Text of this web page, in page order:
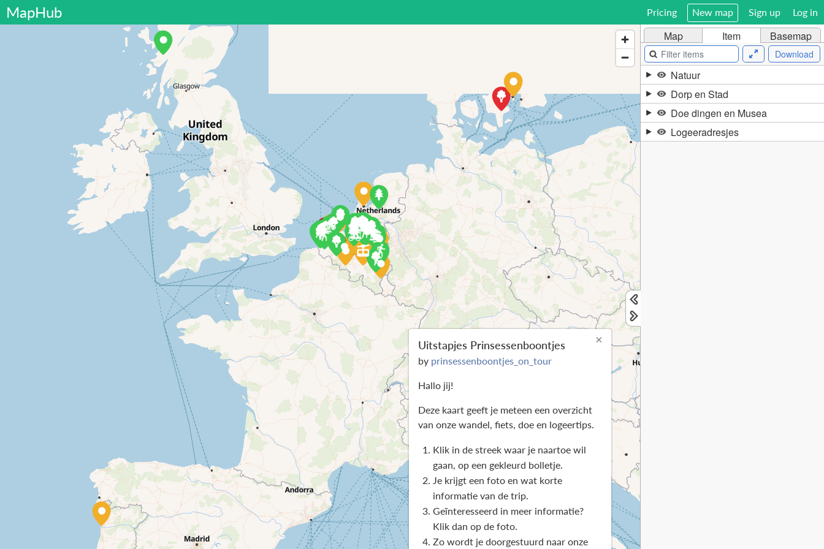
MapHub Sign up Log in
Pricing New map
×
Uitstapjes Prinsessenboontjes
by prinsessenboontjes_on_tour
Hallo jij!
Deze kaart geeft je meteen een overzicht
van onze wandel, fiets, doe en logeertips.
Klik in de streek waar je naartoe wil
gaan, op een gekleurd bolletje.
Je krijgt een foto en wat korte
informatie van de trip.
Geïnteresseerd in meer informatie?
Klik dan op de foto.
Zo wordt je doorgestuurd naar onze
Map Item Basemap
Download
Natuur
Dorp en Stad
Doe dingen en Musea
Logeeradresjes